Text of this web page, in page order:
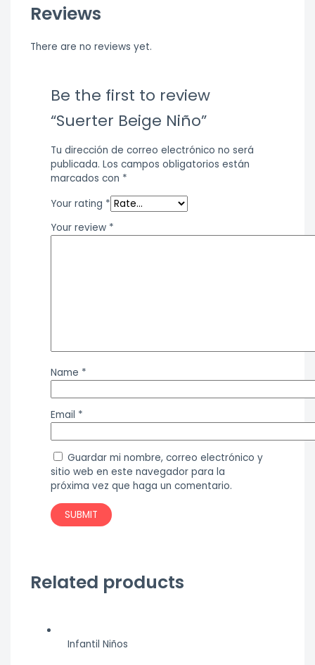
Reviews
There are no reviews yet.
Be the first to review
“Suerter Beige Niño”
Tu dirección de correo electrónico no será
publicada. Los campos obligatorios están
marcados con *
Your rating *
Your review *
Name *
Email *
Guardar mi nombre, correo electrónico y
sitio web en este navegador para la
próxima vez que haga un comentario.
Related products
Infantil Niños